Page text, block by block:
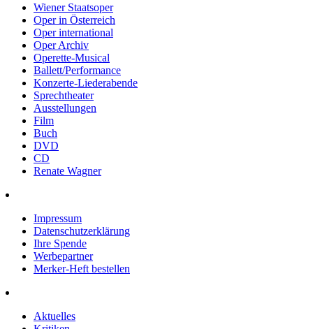
Wiener Staatsoper
Oper in Österreich
Oper international
Oper Archiv
Operette-Musical
Ballett/Performance
Konzerte-Liederabende
Sprechtheater
Ausstellungen
Film
Buch
DVD
CD
Renate Wagner
Impressum
Datenschutzerklärung
Ihre Spende
Werbepartner
Merker-Heft bestellen
Aktuelles